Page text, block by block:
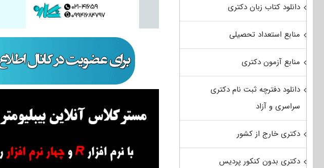
دانلود کتاب زبان دکتری
منابع استعداد تحصیلی
منابع آزمون دکتری
دانلود دفترچه ثبت نام دکتری
سراسری و آزاد
دکتری خارج از کشور
دکتری بدون کنکور پردیس